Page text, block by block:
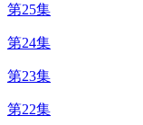
第25集
第24集
第23集
第22集